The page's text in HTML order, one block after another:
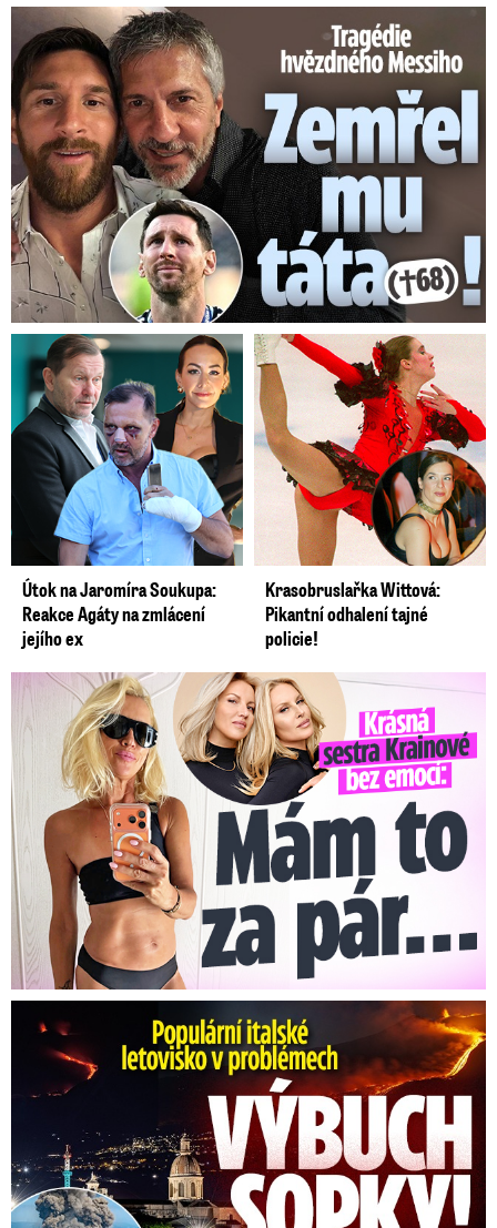
Tragédie hvězdného Messiho: Zemřel mu táta (†68)!
Útok na Jaromíra Soukupa:
Reakce Agáty na zmlácení
jejího ex
Krasobruslařka Wittová:
Pikantní odhalení tajné
policie!
Krásná sestra Krainové bez emocí: Mám to za pár…
Erupce sicilské sopky Etny: Ruší desítky letů